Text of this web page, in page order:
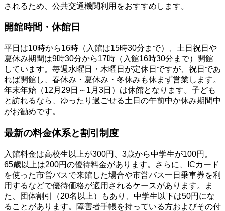
されるため、公共交通機関利用をおすすめします。
開館時間・休館日
平日は10時から16時（入館は15時30分まで）、土日祝日や
夏休み期間は9時30分から17時（入館16時30分まで）開館
しています。毎週水曜日・木曜日が定休日ですが、祝日であ
れば開館し、春休み・夏休み・冬休みも休まず営業します。
年末年始（12月29日～1月3日）は休館となります。子ども
と訪れるなら、ゆったり過ごせる土日の午前中か休み期間中
がお勧めです。
最新の料金体系と割引制度
入館料金は高校生以上が300円、3歳から中学生が100円。
65歳以上は200円の優待料金があります。さらに、ICカード
を使った市営バスで来館した場合や市営バス一日乗車券を利
用するなどで優待価格が適用されるケースがあります。ま
た、団体割引（20名以上）もあり、中学生以下は50円にな
ることがあります。障害者手帳を持っている方およびその付